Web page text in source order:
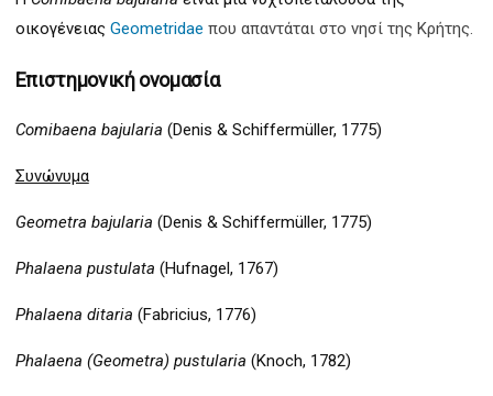
οικογένειας Geometridae που απαντάται στο νησί της Κρήτης.
Επιστημονική ονομασία
Comibaena bajularia (Denis & Schiffermüller, 1775)
Συνώνυμα
Geometra bajularia (Denis & Schiffermüller, 1775)
Phalaena pustulata (Hufnagel, 1767)
Phalaena ditaria (Fabricius, 1776)
Phalaena (Geometra) pustularia (Knoch, 1782)